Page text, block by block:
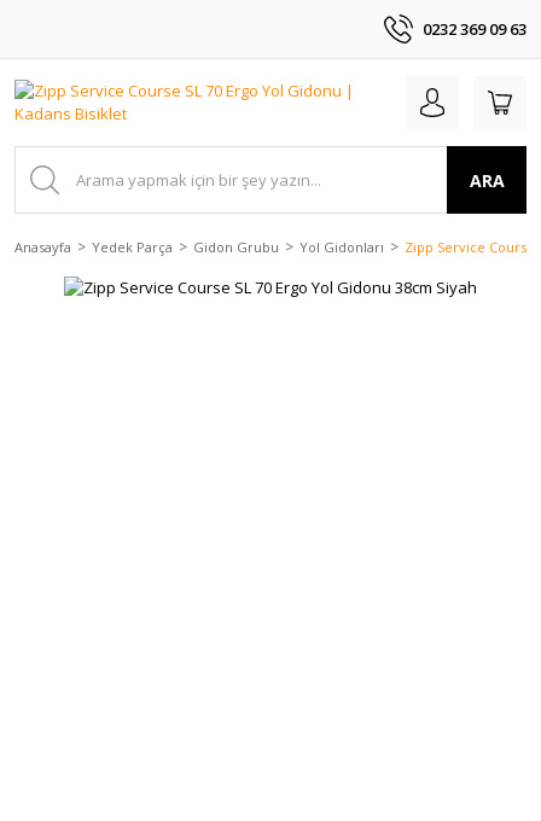
0232 369 09 63
ARA
Anasayfa Yedek Parça Gidon Grubu Yol Gidonları Zipp Service Course